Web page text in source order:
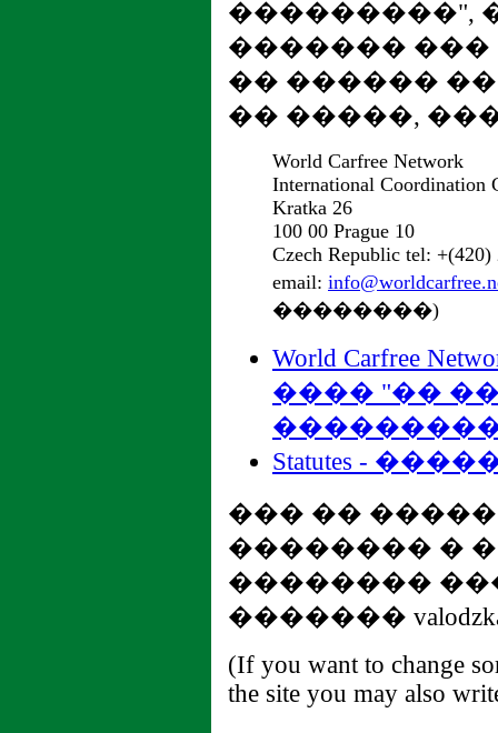
���������",
������� ���
�� ������
�� �����,
World Carfree Network
International Coordination
Kratka 26
100 00 Prague 10
Czech Republic tel: +(420)
email:
��������)
World Carfree
���� "��
Statutes -
��� ��
�������� �
��������
������� valodzka
(If you want to change
the site you may also